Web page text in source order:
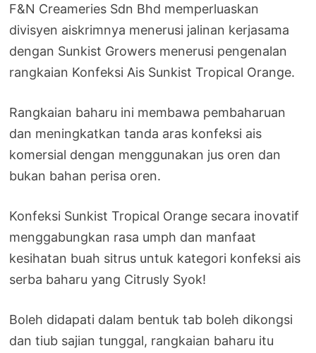
F&N Creameries Sdn Bhd memperluaskan
divisyen aiskrimnya menerusi jalinan kerjasama
dengan Sunkist Growers menerusi pengenalan
rangkaian Konfeksi Ais Sunkist Tropical Orange.
Rangkaian baharu ini membawa pembaharuan
dan meningkatkan tanda aras konfeksi ais
komersial dengan menggunakan jus oren dan
bukan bahan perisa oren.
Konfeksi Sunkist Tropical Orange secara inovatif
menggabungkan rasa umph dan manfaat
kesihatan buah sitrus untuk kategori konfeksi ais
serba baharu yang Citrusly Syok!
Boleh didapati dalam bentuk tab boleh dikongsi
dan tiub sajian tunggal, rangkaian baharu itu